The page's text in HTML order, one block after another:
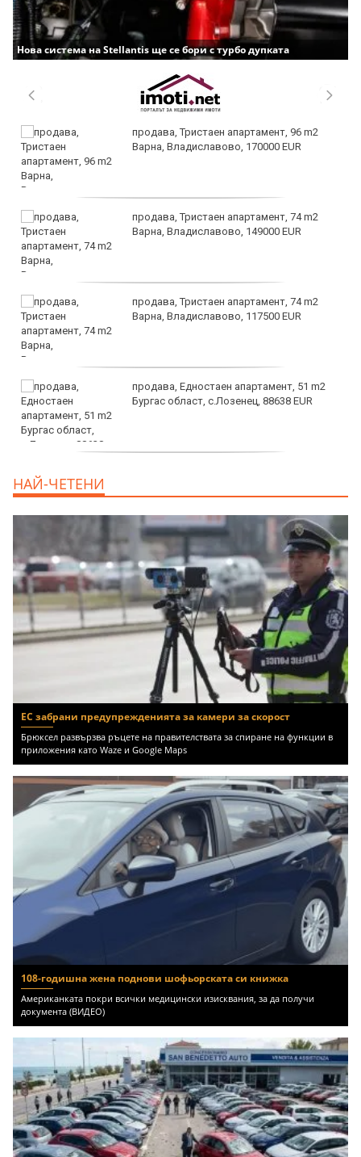
Нова система на Stellantis ще се бори с турбо дупката
продава, Тристаен апартамент, 96 m2
Варна, Владиславово, 170000 EUR
продава, Тристаен апартамент, 74 m2
Варна, Владиславово, 149000 EUR
продава, Тристаен апартамент, 74 m2
Варна, Владиславово, 117500 EUR
продава, Едностаен апартамент, 51 m2
Бургас област, с.Лозенец, 88638 EUR
EUR
НАЙ-ЧЕТЕНИ
ЕС забрани предупрежденията за камери за скорост
Брюксел развързва ръцете на правителствата за спиране на функции в
приложения като Waze и Google Maps
108-годишна жена поднови шофьорската си книжка
Американката покри всички медицински изисквания, за да получи
документа (ВИДЕО)